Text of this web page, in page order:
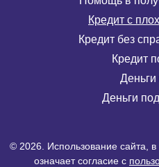
Кредит с
Кредит без
Кредит
Деньги
Деньги
© 2026. Использование сайта,
означает согласие с